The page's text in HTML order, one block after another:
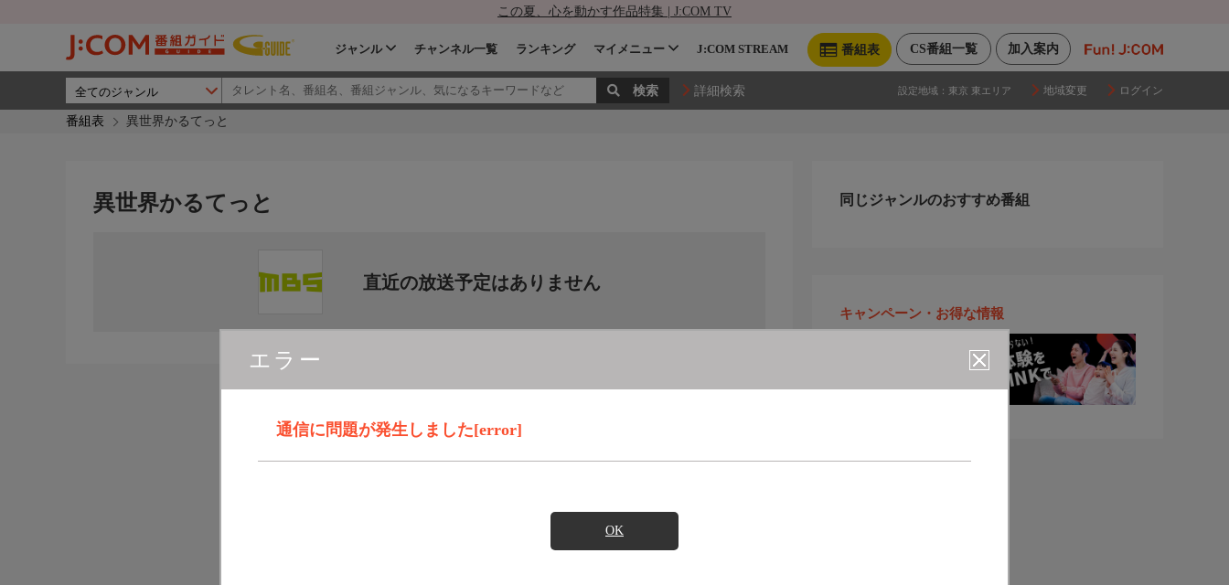
この夏、心を動かす作品特集 | J:COM TV
加入案内
CS番組一覧
番組表
ジャンル チャンネル一覧 ランキング マイメニュー J:COM STREAM
詳細検索 設定地域： 東京 東エリア 地域変更 ログイン
番組表 異世界かるてっと
エラー
通信に問題が発生しました[error]
OK
異世界かるてっと
直近の放送予定はありません
同じジャンルのおすすめ番組
キャンペーン・お得な情報